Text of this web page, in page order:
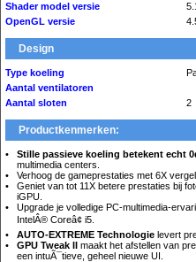
Shader model versie
OpenGL versie
Design
Type koeling
Aantal ventilatoren
Aantal sloten
2
Productkenmerken:
Stille passieve koeling betekent echt
multimedia centers.
Verhoog de gameprestaties met 6X
Geniet van tot 11X betere prestaties bij
iGPU.
Upgrade je volledige PC-multimedia-
IntelÂ® Coreâ¢ i5.
AUTO-EXTREME Technologielevert
GPU Tweak IImaakt het afstellen van
een intuÃ¯tieve, geheel nieuwe UI.